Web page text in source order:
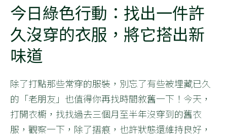
今日綠色行動：找出一件許
久沒穿的衣服，將它搭出新
味道
除了打點那些常穿的服裝，別忘了有些被埋藏已久
的「老朋友」也值得你再找時間敘舊一下！今天，
打開衣櫥，找找過去三個月至半年沒穿到的舊衣
服，觀察一下，除了摺痕，也許狀態還維持良好，